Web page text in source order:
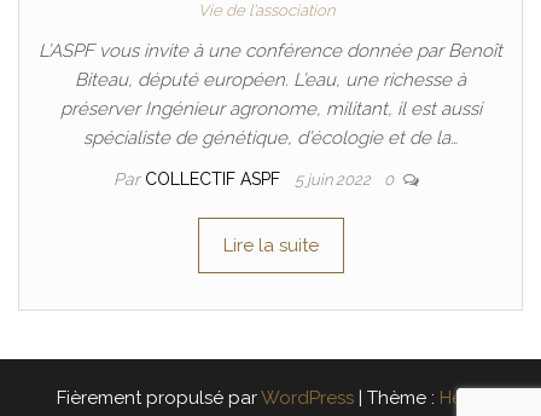
Vie de l'association
L’ASPF vous invite à une conférence donnée par Benoît
Biteau, député européen. L’eau, une richesse à
préserver Ingénieur agronome, militant, il est aussi
spécialiste de génétique, d’écologie et de la…
Par COLLECTIF ASPF 5 juin 2022 0
Lire la suite
Fièrement propulsé parWordPress | Thème : Head